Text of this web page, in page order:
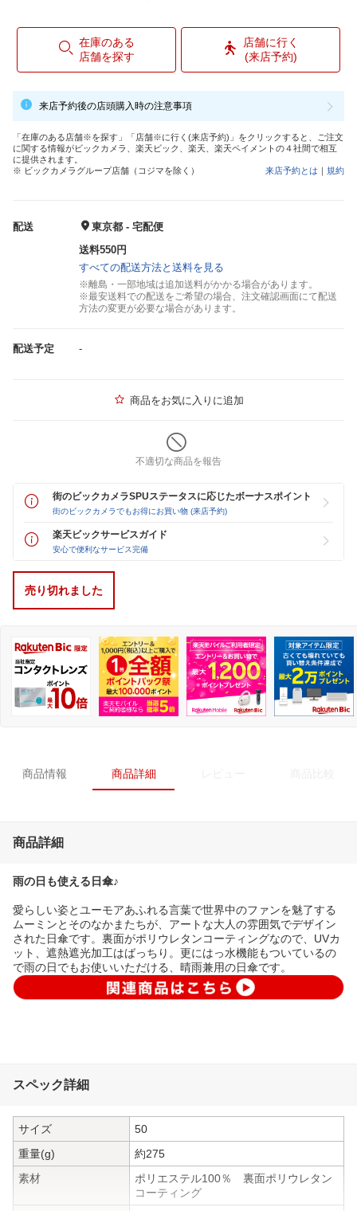
在庫のある
店舗を探す
店舗に行く
(来店予約)
来店予約後の店頭購入時の注意事項
「在庫のある店舗※を探す」「店舗※に行く(来店予約)」をクリックすると、ご注文
に関する情報がビックカメラ、楽天ビック、楽天、楽天ペイメントの４社間で相互
に提供されます。
※ ビックカメラグループ店舗（コジマを除く）
来店予約とは ｜ 規約
配送
東京都 - 宅配便
送料550円
すべての配送方法と送料を見る
※離島・一部地域は追加送料がかかる場合があります。
※最安送料での配送をご希望の場合、注文確認画面にて配送
方法の変更が必要な場合があります。
配送予定 -
商品をお気に入りに追加
不適切な商品を報告
街のビックカメラSPUステータスに応じたボーナスポイント
街のビックカメラでもお得にお買い物 (来店予約)
楽天ビックサービスガイド
安心で便利なサービス完備
売り切れました
商品情報 商品詳細
商品詳細
雨の日も使える日傘♪
愛らしい姿とユーモアあふれる言葉で世界中のファンを魅了する
ムーミンとそのなかまたちが、アートな大人の雰囲気でデザイン
された日傘です。裏面がポリウレタンコーティングなので、UVカ
ット、遮熱遮光加工はばっちり。更にはっ水機能もついているの
で雨の日でもお使いいただける、晴雨兼用の日傘です。
スペック詳細
サイズ
50
重量(g)
約275
素材
ポリエステル100％ 裏面ポリウレタン
コーティング